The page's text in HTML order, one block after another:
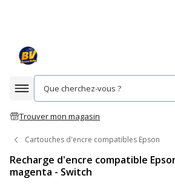
Afficher la navigation
Trouver mon magasin
Cartouches d'encre compatibles Epson
Recharge d'encre compatible
magenta - Switch